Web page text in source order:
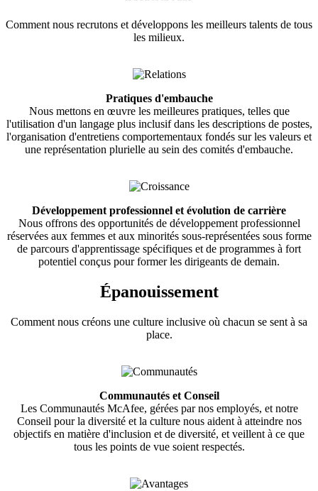
Comment nous recrutons et développons les meilleurs talents de tous
les milieux.
Pratiques d'embauche
Nous mettons en œuvre les meilleures pratiques, telles que
l'utilisation d'un langage plus inclusif dans les descriptions de postes,
l'organisation d'entretiens comportementaux fondés sur les valeurs et
une représentation plurielle au sein des comités d'embauche.
Développement professionnel et évolution de carrière
Nous offrons des opportunités de développement professionnel
réservées aux femmes et aux minorités sous-représentées sous forme
de parcours d'apprentissage spécifiques et de programmes à fort
potentiel conçus pour former les dirigeants de demain.
Épanouissement
Comment nous créons une culture inclusive où chacun se sent à sa
place.
Communautés et Conseil
Les Communautés McAfee, gérées par nos employés, et notre
Conseil pour la diversité et la culture nous aident à atteindre nos
objectifs en matière d'inclusion et de diversité, et veillent à ce que
tous les points de vue soient respectés.